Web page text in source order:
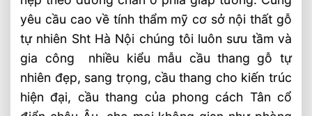
yêu cầu cao về tính thẩm mỹ cơ sở nội thất gỗ
tự nhiên Sht Hà Nội chúng tôi luôn sưu tầm và
gia công nhiều kiểu mẫu cầu thang gỗ tự
nhiên đẹp, sang trọng, cầu thang cho kiến trúc
hiện đại, cầu thang của phong cách Tân cổ